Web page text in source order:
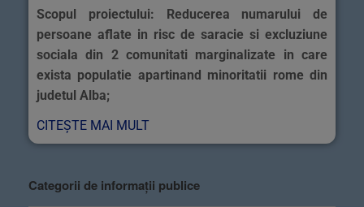
Scopul proiectului: Reducerea numarului de
persoane aflate in risc de saracie si excluziune
sociala din 2 comunitati marginalizate in care
exista populatie apartinand minoritatii rome din
judetul Alba;
CITEȘTE MAI MULT
Categorii de informații publice